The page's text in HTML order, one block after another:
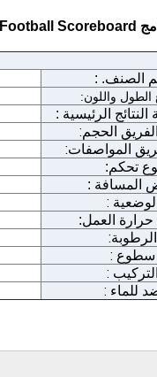
الصنف. :
الطول واللون:
الرئيسية :
الحجم:
المواصفات:
تحكم:
المسافة :
:
العمل:
الرطوبة:
سطوع :
التركيب :
للماء :